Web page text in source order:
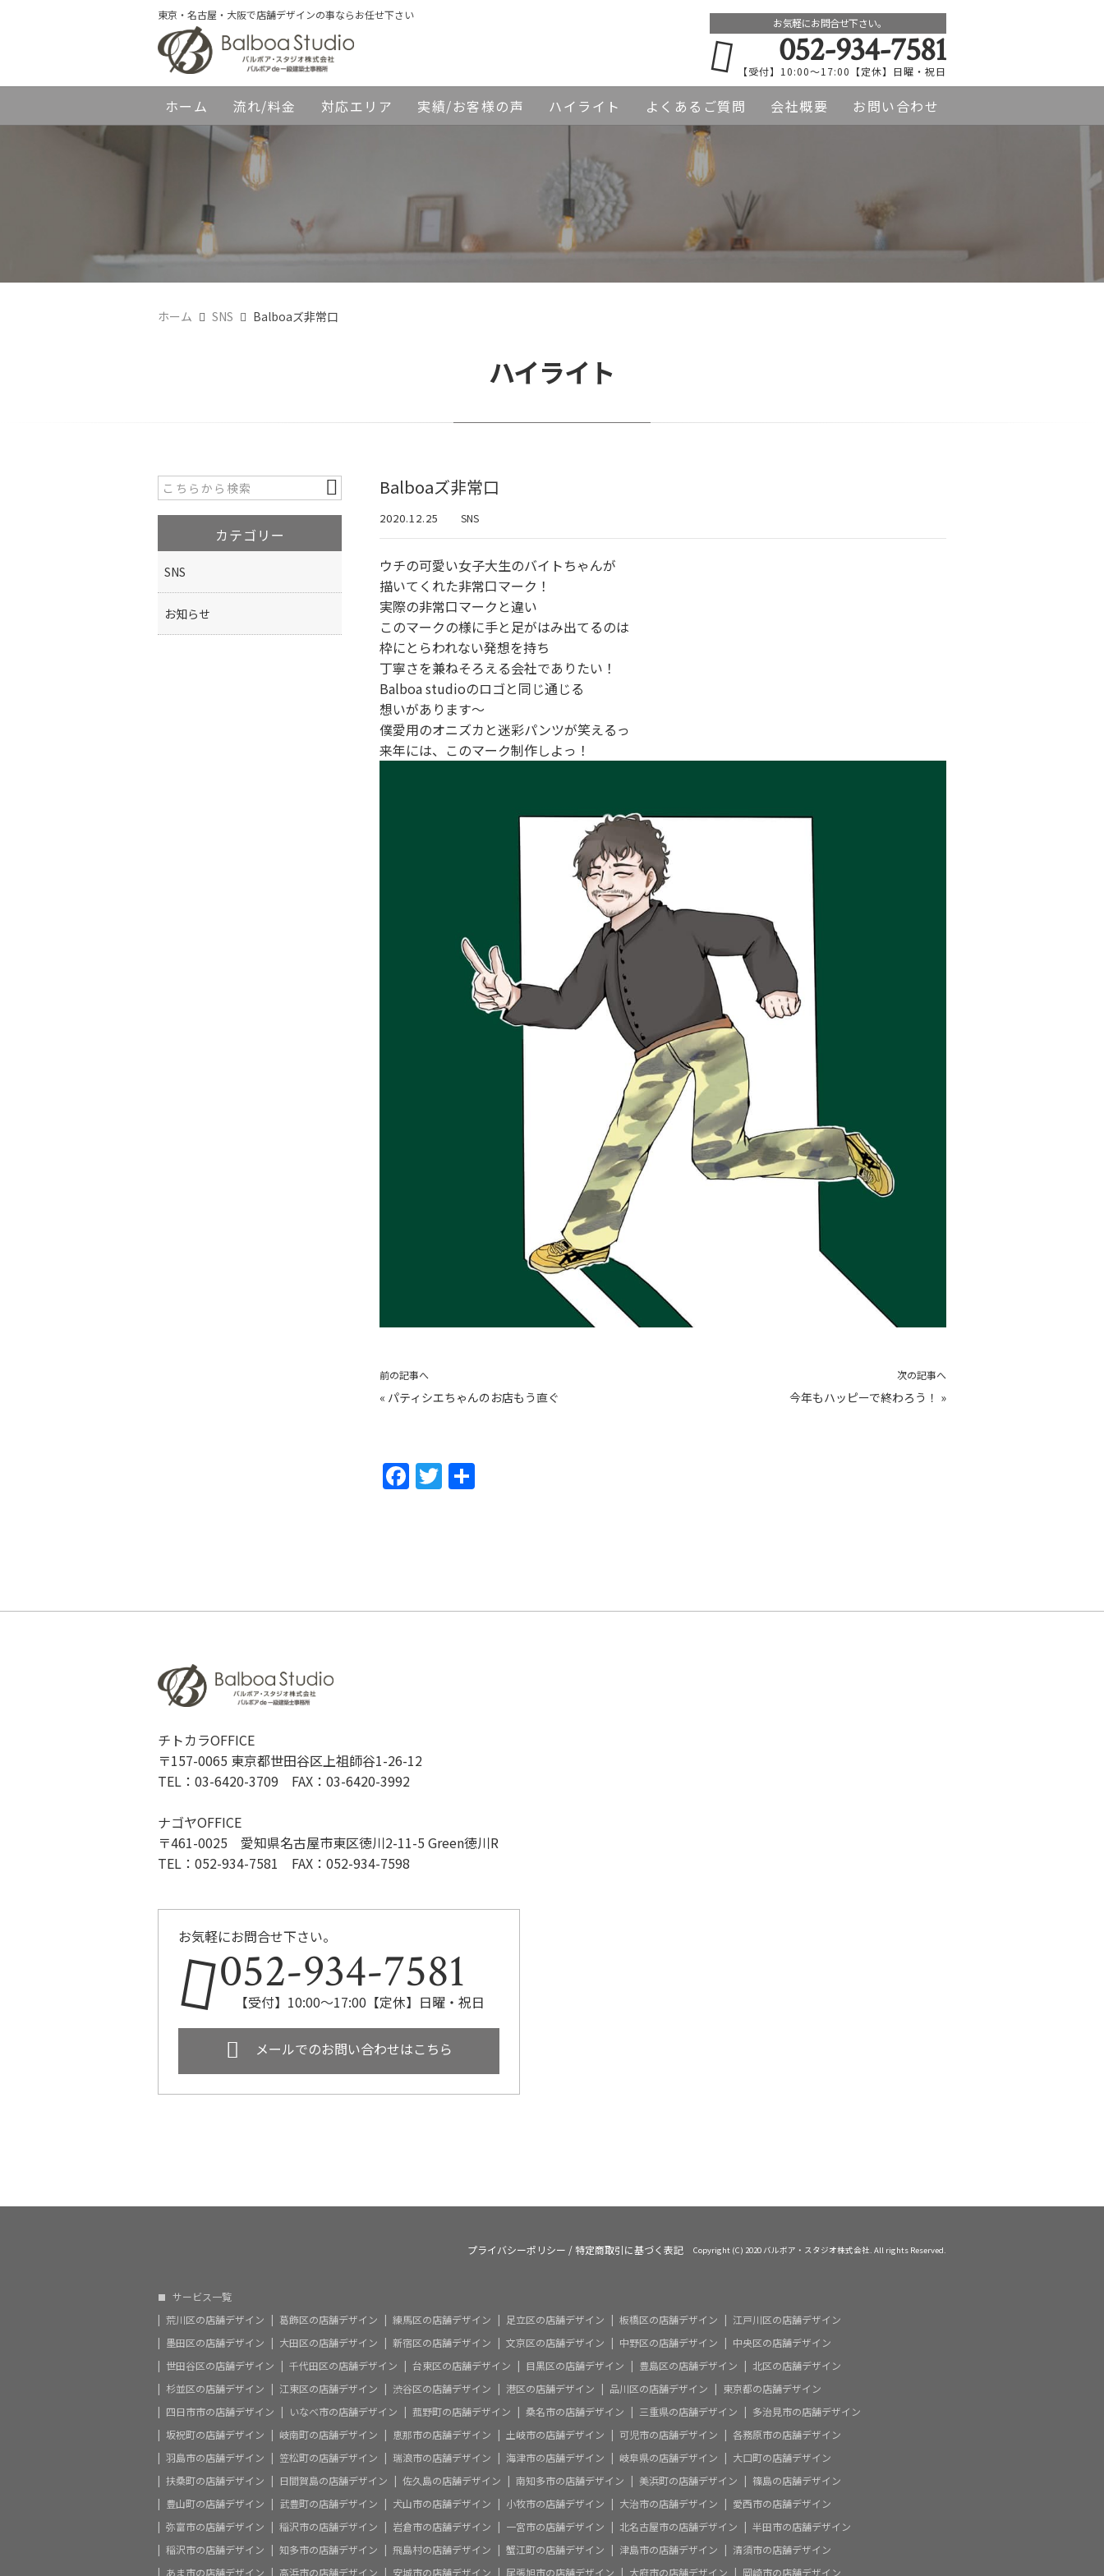
東京・名古屋・大阪で店舗デザインの事ならお任せ下さい
お気軽にお問合せ下さい。
052-934-7581
【受付】10:00～17:00【定休】日曜・祝日
ホーム 流れ/料金 対応エリア 実績/お客様の声 ハイライト よくあるご質問 会社概要 お問い合わせ
ホーム SNS Balboaズ非常口
ハイライト
Balboaズ非常口
2020.12.25 SNS
ウチの可愛い女子大生のバイトちゃんが
描いてくれた非常口マーク！
実際の非常口マークと違い
このマークの様に手と足がはみ出てるのは
枠にとらわれない発想を持ち
丁寧さを兼ねそろえる会社でありたい！
Balboa studioのロゴと同じ通じる
想いがあります〜
僕愛用のオニズカと迷彩パンツが笑えるっ
来年には、このマーク制作しよっ！
前の記事へ
« パティシエちゃんのお店もう直ぐ
次の記事へ
今年もハッピーで終わろう！ »
F
o
T
カテゴリー
SNS
お知らせ
チトカラOFFICE
〒157-0065 東京都世田谷区上祖師谷1-26-12
TEL：03-6420-3709 FAX：03-6420-3992
ナゴヤOFFICE
〒461-0025 愛知県名古屋市東区徳川2-11-5 Green徳川R
TEL：052-934-7581 FAX：052-934-7598
お気軽にお問合せ下さい。
052-934-7581
【受付】10:00～17:00【定休】日曜・祝日
メールでのお問い合わせはこちら
プライバシーポリシー /特定商取引に基づく表記 Copyright (C) 2020 バルボア・スタジオ株式会社. All rights Reserved.
サービス一覧
荒川区の店舗デザイン
葛飾区の店舗デザイン 練馬区の店舗デザイン 足立区の店舗デザイン 板橋区の店舗デザイン
江戸川区の店舗デザイン
墨田区の店舗デザイン
大田区の店舗デザイン 新宿区の店舗デザイン 文京区の店舗デザイン 中野区の店舗デザイン
中央区の店舗デザイン
世田谷区の店舗デザイン
千代田区の店舗デザイン 台東区の店舗デザイン 目黒区の店舗デザイン 豊島区の店舗デザイン
北区の店舗デザイン
杉並区の店舗デザイン
江東区の店舗デザイン 渋谷区の店舗デザイン 港区の店舗デザイン 品川区の店舗デザイン
東京都の店舗デザイン
四日市市の店舗デザイン
いなべ市の店舗デザイン 菰野町の店舗デザイン 桑名市の店舗デザイン 三重県の店舗デザイン
多治見市の店舗デザイン
坂祝町の店舗デザイン
岐南町の店舗デザイン 恵那市の店舗デザイン 土岐市の店舗デザイン 可児市の店舗デザイン
各務原市の店舗デザイン
羽島市の店舗デザイン
笠松町の店舗デザイン 瑞浪市の店舗デザイン 海津市の店舗デザイン 岐阜県の店舗デザイン
大口町の店舗デザイン
扶桑町の店舗デザイン
日間賀島の店舗デザイン 佐久島の店舗デザイン 南知多市の店舗デザイン 美浜町の店舗デザイン
篠島の店舗デザイン
豊山町の店舗デザイン
武豊町の店舗デザイン 犬山市の店舗デザイン 小牧市の店舗デザイン 大治市の店舗デザイン
愛西市の店舗デザイン
弥富市の店舗デザイン
稲沢市の店舗デザイン 岩倉市の店舗デザイン 一宮市の店舗デザイン 北名古屋市の店舗デザイン
半田市の店舗デザイン
稲沢市の店舗デザイン
知多市の店舗デザイン 飛島村の店舗デザイン 蟹江町の店舗デザイン 津島市の店舗デザイン
清須市の店舗デザイン
あま市の店舗デザイン
高浜市の店舗デザイン 安城市の店舗デザイン 尾張旭市の店舗デザイン 大府市の店舗デザイン 岡崎市の店舗デザイン